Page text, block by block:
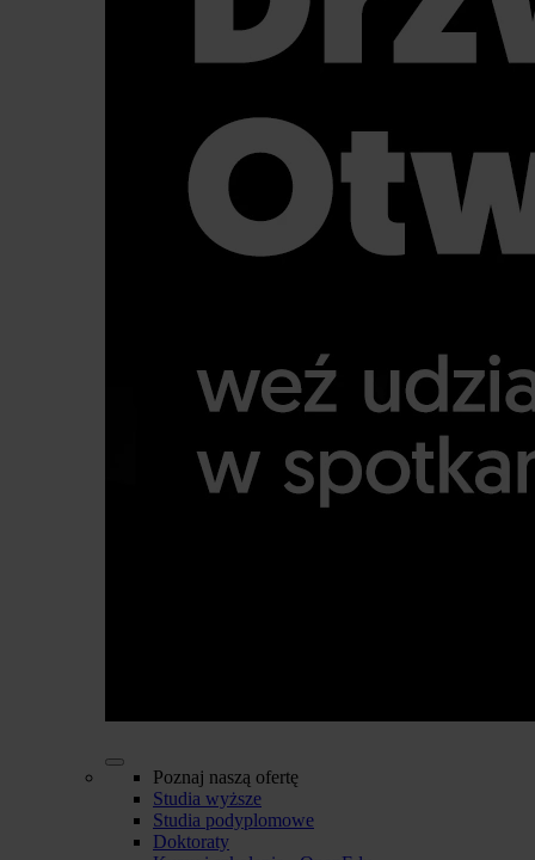
Poznaj naszą ofertę
Studia wyższe
Studia podyplomowe
Doktoraty